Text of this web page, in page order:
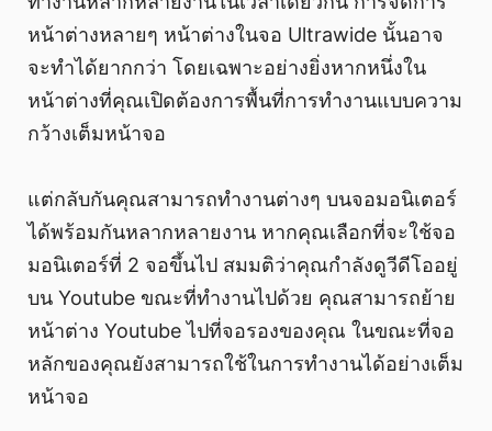
หน้าต่างหลายๆ หน้าต่างในจอ Ultrawide นั้นอาจ
จะทำได้ยากกว่า โดยเฉพาะอย่างยิ่งหากหนึ่งใน
หน้าต่างที่คุณเปิดต้องการพื้นที่การทำงานแบบความ
กว้างเต็มหน้าจอ
แต่กลับกันคุณสามารถทำงานต่างๆ บนจอมอนิเตอร์
ได้พร้อมกันหลากหลายงาน หากคุณเลือกที่จะใช้จอ
มอนิเตอร์ที่ 2 จอขึ้นไป สมมติว่าคุณกำลังดูวีดีโออยู่
บน Youtube ขณะที่ทำงานไปด้วย คุณสามารถย้าย
หน้าต่าง Youtube ไปที่จอรองของคุณ ในขณะที่จอ
หลักของคุณยังสามารถใช้ในการทำงานได้อย่างเต็ม
หน้าจอ